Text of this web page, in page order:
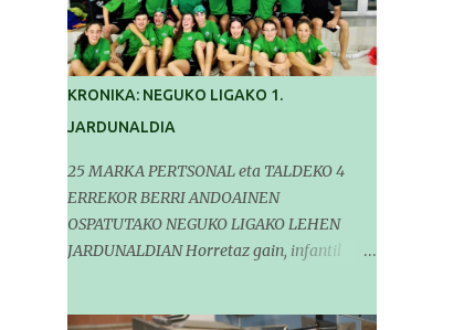
KRONIKA: NEGUKO LIGAKO 1.
JARDUNALDIA
25 MARKA PERTSONAL eta TALDEKO 4
ERREKOR BERRI ANDOAINEN
OSPATUTAKO NEGUKO LIGAKO LEHEN
JARDUNALDIAN Horretaz gain, infantil